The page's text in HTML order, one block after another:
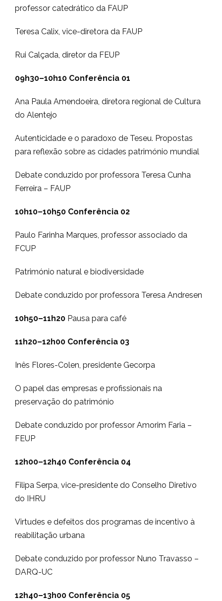
professor catedrático da FAUP
Teresa Calix, vice-diretora da FAUP
Rui Calçada, diretor da FEUP
09h30–10h10 Conferência 01
Ana Paula Amendoeira, diretora regional de Cultura
do Alentejo
Autenticidade e o paradoxo de Teseu. Propostas
para reflexão sobre as cidades património mundial
Debate conduzido por professora Teresa Cunha
Ferreira – FAUP
10h10–10h50 Conferência 02
Paulo Farinha Marques, professor associado da
FCUP
Património natural e biodiversidade
Debate conduzido por professora Teresa Andresen
10h50–11h20 Pausa para café
11h20–12h00 Conferência 03
Inês Flores-Colen, presidente Gecorpa
O papel das empresas e profissionais na
preservação do património
Debate conduzido por professor Amorim Faria –
FEUP
12h00–12h40 Conferência 04
Filipa Serpa, vice-presidente do Conselho Diretivo
do IHRU
Virtudes e defeitos dos programas de incentivo à
reabilitação urbana
Debate conduzido por professor Nuno Travasso –
DARQ-UC
12h40–13h00 Conferência 05